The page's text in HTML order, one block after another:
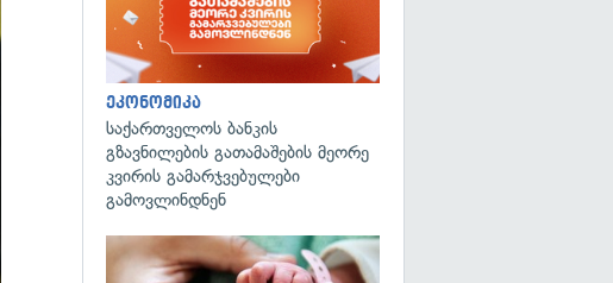
ეკონომიკა
საქართველოს ბანკის
გზავნილების გათამაშების მეორე
კვირის გამარჯვებულები
გამოვლინდნენ